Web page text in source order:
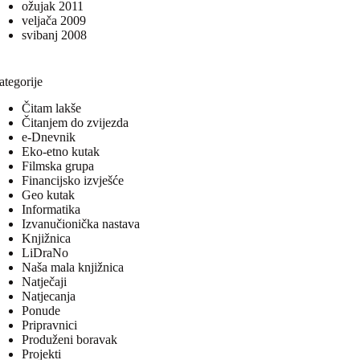
ožujak 2011
veljača 2009
svibanj 2008
Čitam lakše
Čitanjem do zvijezda
e-Dnevnik
Eko-etno kutak
Filmska grupa
Financijsko izvješće
Geo kutak
Informatika
Izvanučionička nastava
Knjižnica
LiDraNo
Naša mala knjižnica
Natječaji
Natjecanja
Ponude
Pripravnici
Produženi boravak
Projekti